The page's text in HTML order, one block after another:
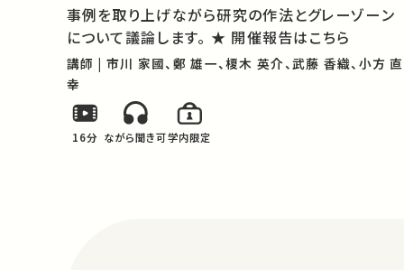
事例を取り上げながら研究の作法とグレーゾーン
について議論します。 ★ 開催報告はこちら
講師 | 市川 家國、鄭 雄一、榎木 英介、武藤 香織、小方 直
幸
16分 ながら聞き可学内限定